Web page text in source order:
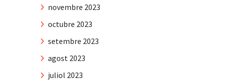
novembre 2023
octubre 2023
setembre 2023
agost 2023
juliol 2023